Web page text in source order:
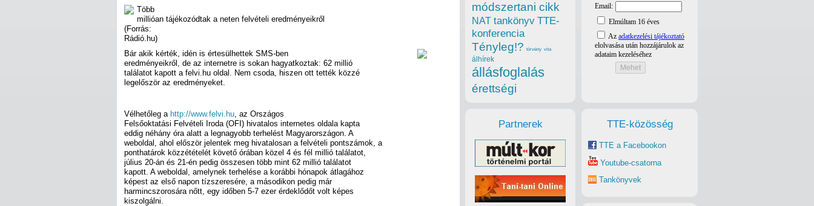
Több
millióan tájékozódtak a neten felvételi eredményeikről
(Forrás:
Rádió.hu)
Bár akik kérték, idén is értesülhettek SMS-ben
eredményeikről, de az internetre is sokan hagyatkoztak: 62 millió
találatot kapott a felvi.hu oldal. Nem csoda, hiszen ott tették közzé
legelőször az eredményeket.
Vélhetőleg a http://www.felvi.hu , az Országos
Felsőoktatási Felvételi Iroda (OFI) hivatalos internetes oldala kapta
eddig néhány óra alatt a legnagyobb terhelést Magyarországon. A
weboldal, ahol először jelentek meg hivatalosan a felvételi pontszámok, a
ponthatárok közzétételét követő órában közel 4 és fél millió találatot,
július 20-án és 21-én pedig összesen több mint 62 millió találatot
kapott. A weboldal, amelynek terhelése a korábbi hónapok átlagához
képest az első napon tízszeresére, a másodikon pedig már
harmincszorosára nőtt, egy időben 5-7 ezer érdeklődőt volt képes
kiszolgálni.
TTE-közösség
TTE a Facebookon
Youtube-csatorna
Tankönyvek
módszertani cikk
NAT tankönyv TTE-
konferencia
Tényleg!? törvény vita
álhírek
állásfoglalás
érettségi
Partnerek